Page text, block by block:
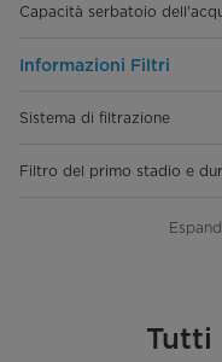
Capacità serbatoio
Informazioni Filtri
Sistema di filtrazione
Filtro del primo stadio e
Filtro del secondo stadio e
Filtro del quarto stadio e
Tutti